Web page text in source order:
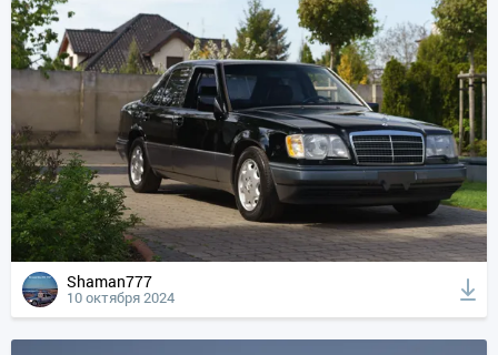
Shaman777
10 октября 2024